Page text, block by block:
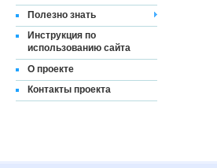
Полезно знать
Инструкция по
использованию сайта
О проекте
Контакты проекта